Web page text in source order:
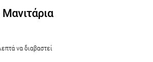
να διαβαστεί